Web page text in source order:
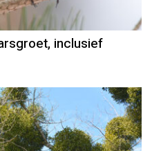
inclusief